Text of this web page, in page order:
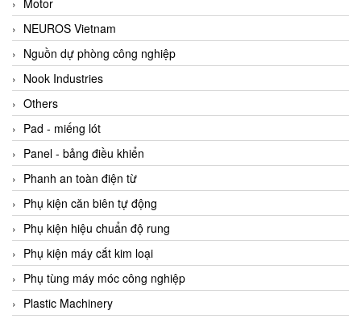
Bedook
Bei Sensor
Beijer
Beinlich-pumps
Beka
BEKO
Belimo
Benetech Vietnam
Bently Nevada
Bentone Vietnam
Bernstein Vietnam
Berthold
NEUROS Vietnam
Nguồn dự phòng công nghiệp
Nook Industries
Others
Pad - miếng lót
Panel - bảng điều khiển
Phanh an toàn điện từ
Phụ kiện căn biên tự động
Phụ kiện hiệu chuẩn độ rung
Phụ kiện máy cắt kim loại
Phụ tùng máy móc công nghiệp
Plastic Machinery